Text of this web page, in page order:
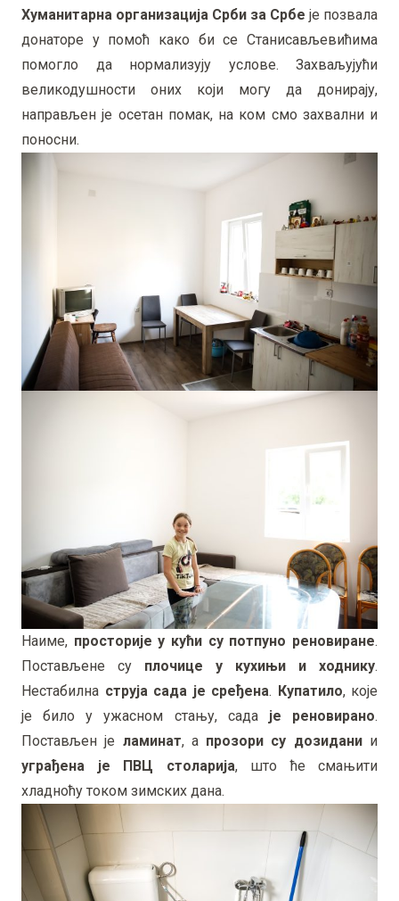
Хуманитарна организација Срби за Србе је позвала
донаторе у помоћ како би се Станисављевићима
помогло да нормализују услове. Захваљујући
великодушности оних који могу да донирају,
направљен је осетан помак, на ком смо захвални и
поносни.
Наиме, просторије у кући су потпуно реновиране.
Постављене су плочице у кухињи и ходнику.
Нестабилна струја сада је сређена. Купатило, које
је било у ужасном стању, сада је реновирано.
Постављен је ламинат, а прозори су дозидании
уграђена је ПВЦ столарија, што ће смањити
хладноћу током зимских дана.